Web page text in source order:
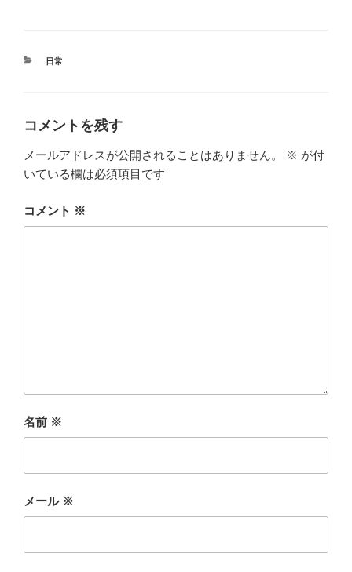
カ
日常
コメントを残す
メールアドレスが公開されることはありません。 ※ が付
いている欄は必須項目です
コメント ※
名前 ※
メール ※